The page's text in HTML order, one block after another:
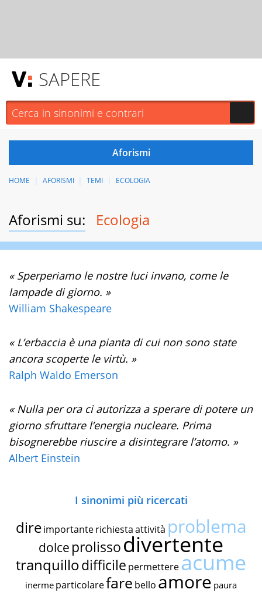
SAPERE
HOME AFORISMI TEMI ECOLOGIA
Aforismi su: Ecologia
« Sperperiamo le nostre luci invano, come le
lampade di giorno. »
William Shakespeare
« L’erbaccia è una pianta di cui non sono state
ancora scoperte le virtù. »
Ralph Waldo Emerson
« Nulla per ora ci autorizza a sperare di potere un
giorno sfruttare l’energia nucleare. Prima
bisognerebbe riuscire a disintegrare l’atomo. »
Albert Einstein
I sinonimi più ricercati
dire importante richiestaattività problema
dolce prolissodivertente
tranquillodifficile permettereacume
inerme particolarefare bello amore paura